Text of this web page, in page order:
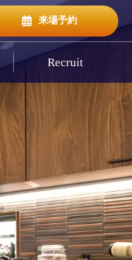
来場予約
Recruit